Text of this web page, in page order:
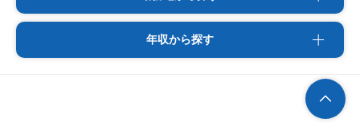
年収から探す